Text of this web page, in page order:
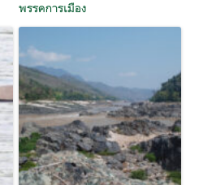
พรรคการเมือง